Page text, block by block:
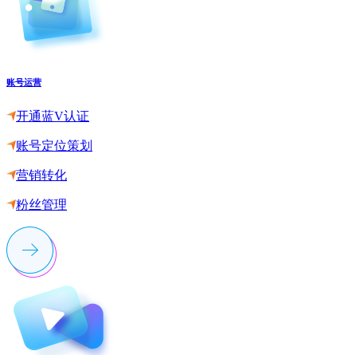
账号运营
开通蓝V认证
账号定位策划
营销转化
粉丝管理